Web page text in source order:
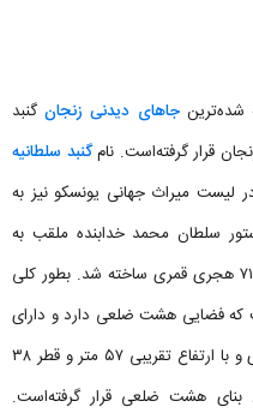
شده‌ترینجاهای دیدنی زنجانگنبد
قرار گرفته‌است. نامگنبد سلطانیه
لیست میراث جهانی یونسکو نیز به
سلطان محمد خدابنده ملقب به
الجایتو از حاکمان زمان ایلخانان در سال ۷۱۲ هجری قمری ساخته شد. بطور کلی
که فضایی هشت ضلعی دارد و دارای
سه طبقه است. گنبدی به رنگ آبی فیروزه‌ای و با ارتفاع تقریبی ۵۷ متر و قطر ۳۸
بنای هشت ضلعی قرار گرفته‌است.